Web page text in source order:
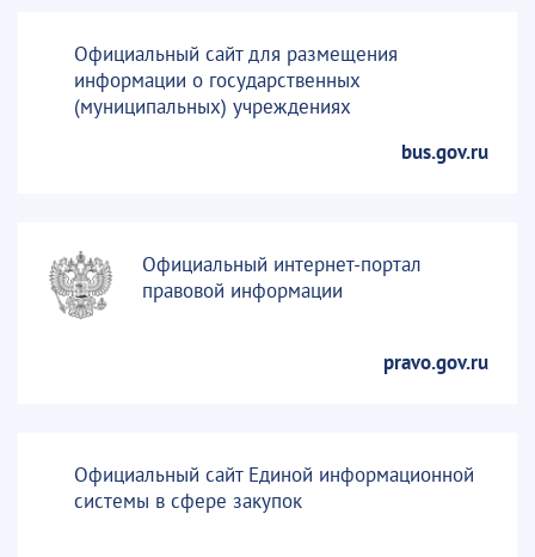
Официальный сайт для размещения
информации о государственных
(муниципальных) учреждениях
bus.gov.ru
Официальный интернет-портал
правовой информации
pravo.gov.ru
Официальный сайт Единой информационной
системы в сфере закупок